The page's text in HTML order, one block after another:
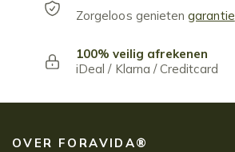
Zorgeloos genietengarantie
100% veilig afrekenen
iDeal / Klarna / Creditcard
OVER FORAVIDA®